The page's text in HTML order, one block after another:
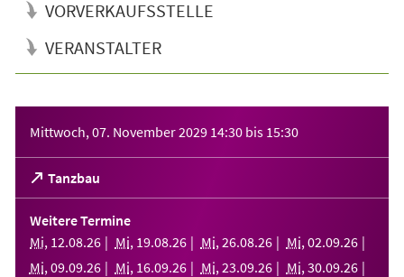
VORVERKAUFSSTELLE
VERANSTALTER
Mittwoch, 07. November 2029 14:30 bis 15:30
Tanzbau
(Öffnet
in
einem
neuen
Tab)
Weitere Termine
Mi, 12.08.26 Mi, 19.08.26 Mi, 26.08.26 Mi, 02.09.26
Mi, 09.09.26 Mi, 16.09.26 Mi, 23.09.26 Mi, 30.09.26